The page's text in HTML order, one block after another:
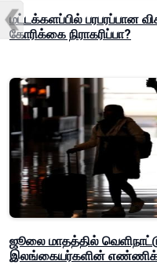
மட்டக்களப்பில் பரபரப்பான
கோரிக்கை நிராகரிப்பா?
ஜூலை மாதத்தில்
இலங்கையர்களின்